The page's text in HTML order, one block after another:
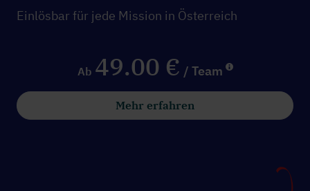
Einlösbar für jede Mission in Österreich
Ab 49.00 € / Team
Mehr erfahren